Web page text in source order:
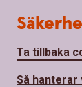
Ta tillbaka
Så hanterar